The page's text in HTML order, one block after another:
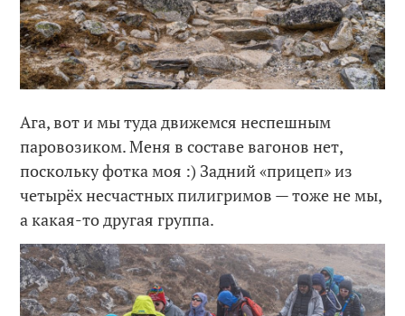
Ага, вот и мы туда движемся неспешным
паровозиком. Меня в составе вагонов нет,
поскольку фотка моя :) Задний «прицеп» из
четырёх несчастных пилигримов — тоже не мы,
а какая-то другая группа.